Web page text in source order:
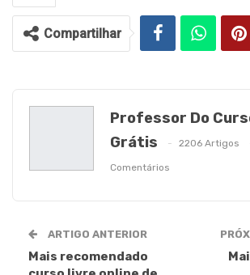
Compartilhar
Professor Do
Grátis
2206 Artigos
Comentários
ARTIGO ANTERIOR
Mais recomendado